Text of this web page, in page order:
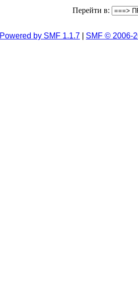
Перейти в:
Powered by SMF 1.1.7 SMF © 2006-